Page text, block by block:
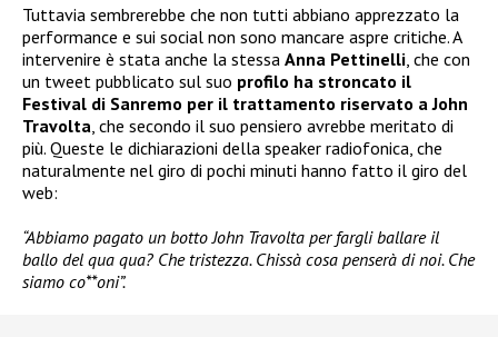
Tuttavia sembrerebbe che non tutti abbiano apprezzato la
performance e sui social non sono mancare aspre critiche. A
intervenire è stata anche la stessa Anna Pettinelli, che con
un tweet pubblicato sul suo profilo ha stroncato il
Festival di Sanremo per il trattamento riservato a John
Travolta, che secondo il suo pensiero avrebbe meritato di
più. Queste le dichiarazioni della speaker radiofonica, che
naturalmente nel giro di pochi minuti hanno fatto il giro del
web:
“Abbiamo pagato un botto John Travolta per fargli ballare il
ballo del qua qua? Che tristezza. Chissà cosa penserà di noi. Che
siamo co**oni”.